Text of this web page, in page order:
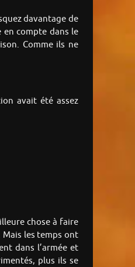
davantage de
en compte dans le
Comme ils ne
avait été assez
chose à faire
les temps ont
dans l’armée et
plus ils se